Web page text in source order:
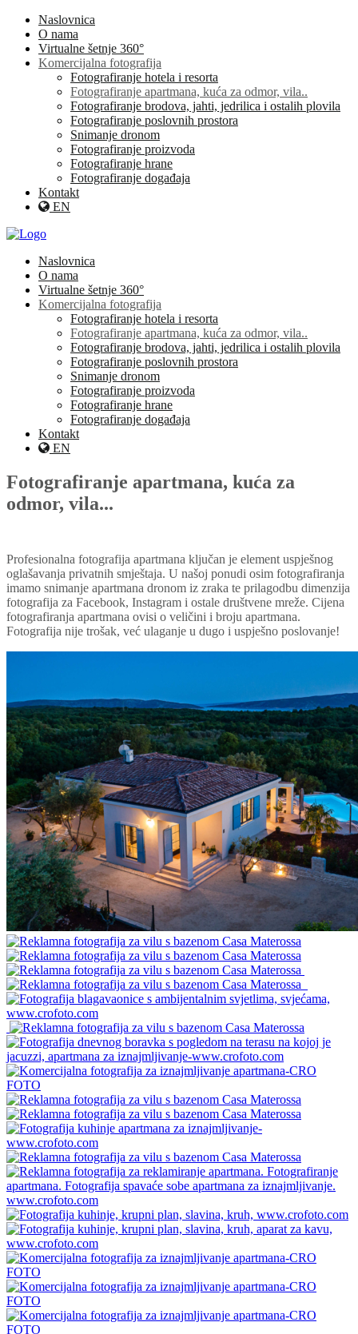
Naslovnica
O nama
Virtualne šetnje 360°
Komercijalna fotografija
Fotografiranje hotela i resorta
Fotografiranje apartmana, kuća za odmor, vila..
Fotografiranje brodova, jahti, jedrilica i ostalih plovila
Fotografiranje poslovnih prostora
Snimanje dronom
Fotografiranje proizvoda
Fotografiranje hrane
Fotografiranje događaja
Kontakt
EN
Naslovnica
O nama
Virtualne šetnje 360°
Komercijalna fotografija
Fotografiranje hotela i resorta
Fotografiranje apartmana, kuća za odmor, vila..
Fotografiranje brodova, jahti, jedrilica i ostalih plovila
Fotografiranje poslovnih prostora
Snimanje dronom
Fotografiranje proizvoda
Fotografiranje hrane
Fotografiranje događaja
Kontakt
EN
Fotografiranje apartmana, kuća za
odmor, vila...
Profesionalna fotografija apartmana ključan je element uspješnog
oglašavanja privatnih smještaja. U našoj ponudi osim fotografiranja
imamo snimanje apartmana dronom iz zraka te prilagodbu dimenzija
fotografija za Facebook, Instagram i ostale društvene mreže. Cijena
fotografiranja apartmana ovisi o veličini i broju apartmana.
Fotografija nije trošak, već ulaganje u dugo i uspješno poslovanje!